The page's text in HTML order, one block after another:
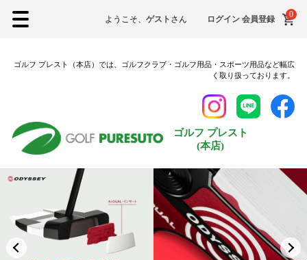
ようこそ、 ゲスト さん ログイン 会員登録 0
ゴルフ プレスト（本店）では、ゴルフクラブ・ゴルフ用品・スポーツ用品など幅広
く取り扱っております。
ゴルフ プレスト
(本店)